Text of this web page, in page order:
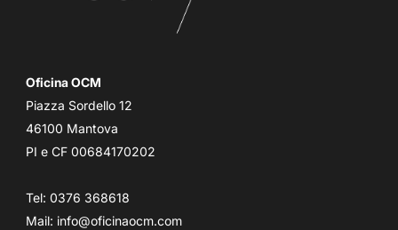
Oficina OCM
Piazza Sordello 12
46100 Mantova
PI e CF 00684170202
Tel: 0376 368618
Mail: info@oficinaocm.com